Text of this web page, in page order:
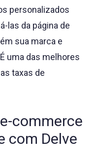
personalizados
las da página de
sua marca e
uma das melhores
taxas de
commerce
com Delve